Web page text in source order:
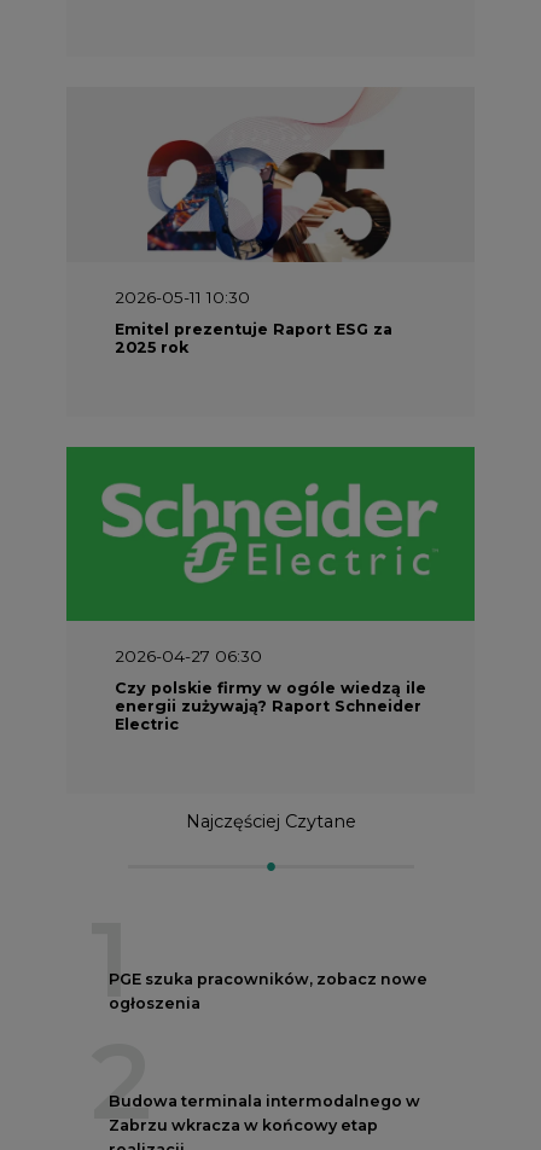
2026-05-11 10:30
Emitel prezentuje Raport ESG za
2025 rok
2026-04-27 06:30
Czy polskie firmy w ogóle wiedzą ile
energii zużywają? Raport Schneider
Electric
Najczęściej Czytane
1
PGE szuka pracowników, zobacz nowe
ogłoszenia
2
Budowa terminala intermodalnego w
Zabrzu wkracza w końcowy etap